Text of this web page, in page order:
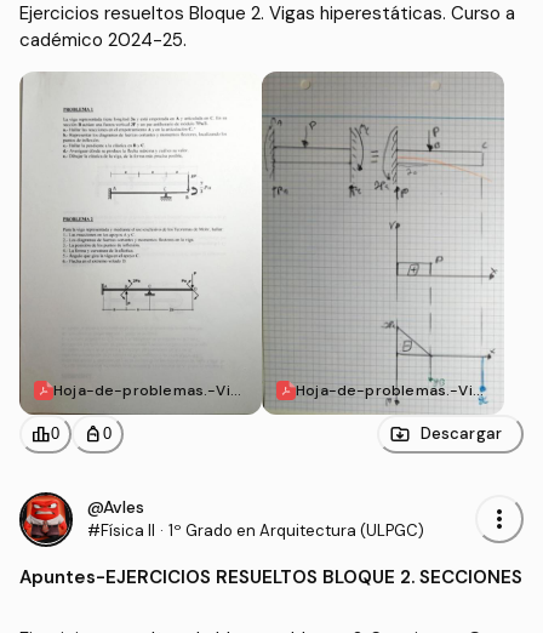
Ejercicios resueltos Bloque 2. Vigas hiperestáticas. Curso a
Hoja-de-problemas.-Vig
as-Hiperestaticas-PT1.pd
f
Hoja-de-problemas.-Vig
as-Hiperestaticas-PT2.p
leaderboard0 personal_bag 0 Descargar
@Avles
#Física II · 1º Grado en Arquitectura (ULPGC) more_vert
Apuntes-EJERCICIOS RESUELTOS BLOQUE 2. SECCIONES